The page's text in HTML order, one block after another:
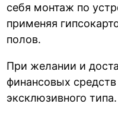
себя монтаж по
применяя
полов.
При желании и
финансовых
эксклюзивного типа.